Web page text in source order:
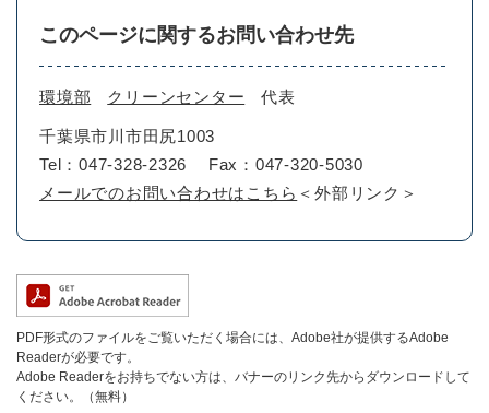
このページに関するお問い合わせ先
環境部 クリーンセンター 代表
千葉県市川市田尻1003
Tel：047-328-2326
Fax：047-320-5030
メールでのお問い合わせはこちら ＜外部リンク＞
PDF形式のファイルをご覧いただく場合には、Adobe社が提供するAdobe
Readerが必要です。
Adobe Readerをお持ちでない方は、バナーのリンク先からダウンロードして
ください。（無料）